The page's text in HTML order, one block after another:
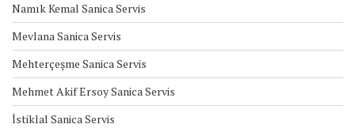
Namık Kemal Sanica Servis
Mevlana Sanica Servis
Mehterçeşme Sanica Servis
Mehmet Akif Ersoy Sanica Servis
İstiklal Sanica Servis